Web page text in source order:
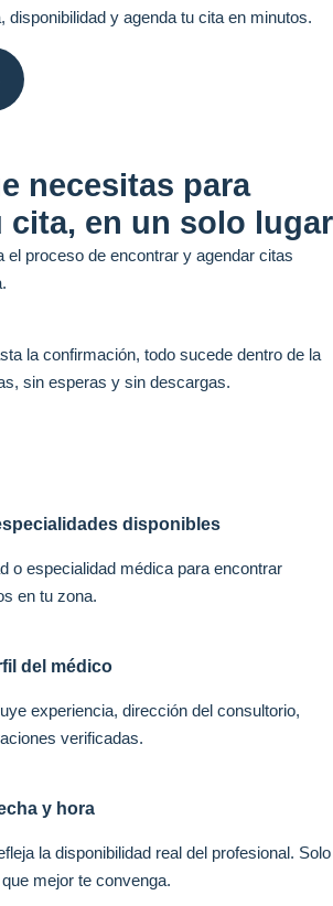
disponibilidad y agenda tu cita en minutos.
necesitas para
cita, en un solo lugar
el proceso de encontrar y agendar citas
la confirmación, todo sucede dentro de la
sin esperas y sin descargas.
disponibles
o especialidad médica para encontrar
en tu zona.
del médico
experiencia, dirección del consultorio,
verificadas.
y hora
la disponibilidad real del profesional. Solo
mejor te convenga.